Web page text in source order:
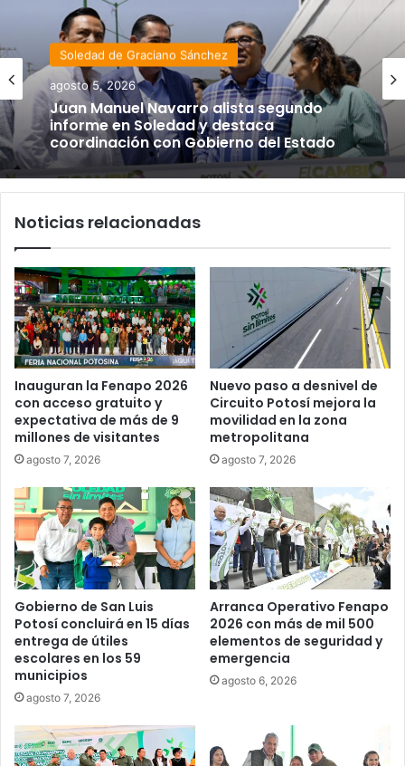
Soledad de Graciano Sánchez
agosto 5, 2026
Juan Manuel Navarro alista segundo
informe en Soledad y destaca
coordinación con Gobierno del Estado
Noticias relacionadas
Inauguran la Fenapo 2026
con acceso gratuito y
expectativa de más de 9
millones de visitantes
agosto 7, 2026
Nuevo paso a desnivel de
Circuito Potosí mejora la
movilidad en la zona
metropolitana
agosto 7, 2026
Gobierno de San Luis
Potosí concluirá en 15 días
entrega de útiles
escolares en los 59
municipios
agosto 7, 2026
Arranca Operativo Fenapo
2026 con más de mil 500
elementos de seguridad y
emergencia
agosto 6, 2026